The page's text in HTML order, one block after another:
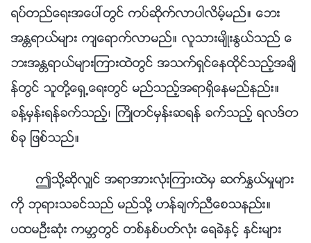
ရပ္တည္ေရးအေပၚတြင္ ကပ္ဆိုက္လာပါလိမ့္မည္။ ေဘး
အႏၲရာယ္မ်ား က်ေရာက္လာမည္။ လူသားမ်ိဳးႏြယ္သည္ ေ
ဘးအႏၲရာယ္မ်ားၾကားထဲတြင္ အသက္ရွင္ေနထိုင္သည့္အခ်ိ
န္တြင္ သူတို႔ေရွ႕ေရးတြင္ မည္သည့္အရာရွိေနမည္နည္း။
ခန္႔မွန္းရန္ခက္သည့္၊ ႀကိဳတင္မွန္းဆရန္ ခက္သည့္ ရလဒ္တ
စ္ခု ျဖစ္သည္။
ဤသို႔ဆိုလွ်င္ အရာအားလုံးၾကားထဲမွ ဆက္ႏႊယ္မႈမ်ား
ကို ဘုရားသခင္သည္ မည္သို႔ ဟန္ခ်က္ညီေစသနည္း။
ပထမဦးဆုံး ကမာၻတြင္ တစ္ႏွစ္ပတ္လုံး ေရခဲႏွင့္ ႏွင္းမ်ား